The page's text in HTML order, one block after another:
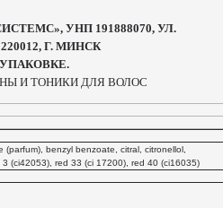
УНП 191888070, УЛ.
Г. МИНСК
И ТОНИКИ ДЛЯ ВОЛОС
benzyl benzoate, citral, citronellol,
(ci42053), red 33 (ci 17200), red 40 (ci16035)